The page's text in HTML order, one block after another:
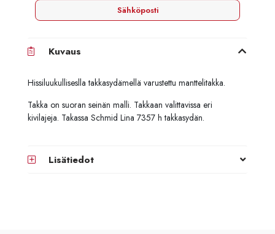
Sähköposti
Kuvaus
Hissiluukulliseslla takkasydämellä varustettu manttelitakka.
Takka on suoran seinän malli. Takkaan valittavissa eri
kivilajeja. Takassa Schmid Lina 7357 h takkasydän.
Lisätiedot